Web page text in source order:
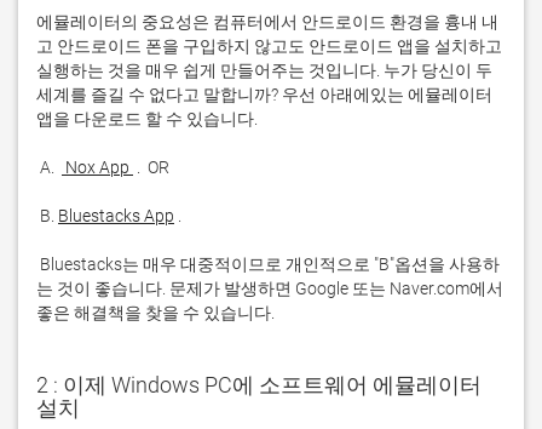
에뮬레이터의 중요성은 컴퓨터에서 안드로이드 환경을 흉내 내
고 안드로이드 폰을 구입하지 않고도 안드로이드 앱을 설치하고
실행하는 것을 매우 쉽게 만들어주는 것입니다. 누가 당신이 두
세계를 즐길 수 없다고 말합니까? 우선 아래에있는 에뮬레이터
A. Nox App
B. Bluestacks App
는 것이 좋습니다. 문제가 발생하면 Google 또는 Naver.com에서
좋은 해결책을 찾을 수 있습니다.
2 : 이제 Windows PC에 소프트웨어 에뮬레이터
설치